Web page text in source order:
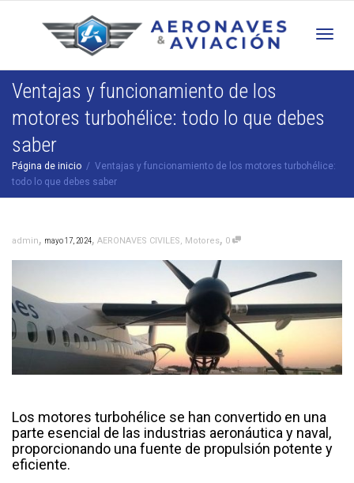
Ventajas y funcionamiento de los
motores turbohélice: todo lo que debes
saber
Página de inicio
Ventajas y funcionamiento de los motores turbohélice:
todo lo que debes saber
admin, mayo 17, 2024, AERONAVES CIVILES, Motores, 0
Los motores turbohélice se han convertido en una
parte esencial de las industrias aeronáutica y naval,
proporcionando una fuente de propulsión potente y
eficiente.